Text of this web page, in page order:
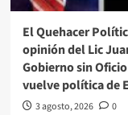
retrocede
avanza
por
sus
malos
gobiernos?
El Quehacer
opinión del Lic
Gobierno sin
vuelve política de
3 agosto, 2026
0